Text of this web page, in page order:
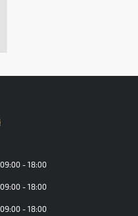
09:00 18:00
09:00 18:00
09:00 18:00